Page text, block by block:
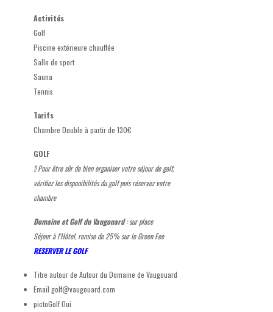
Activités
Golf
Piscine extérieure chauffée
Salle de sport
Sauna
Tennis
Tarifs
Chambre Double à partir de 130€
GOLF
!! Pour être sûr de bien organiser votre séjour de golf,
vérifiez les disponibilités du golf puis réservez votre
chambre
Domaine et Golf du Vaugouard: sur place
Séjour à l'Hôtel, remise de 25% sur le Green Fee
RESERVER LE GOLF
Titre autour de Autour du Domaine de Vaugouard
Email golf@vaugouard.com
pictoGolfOui